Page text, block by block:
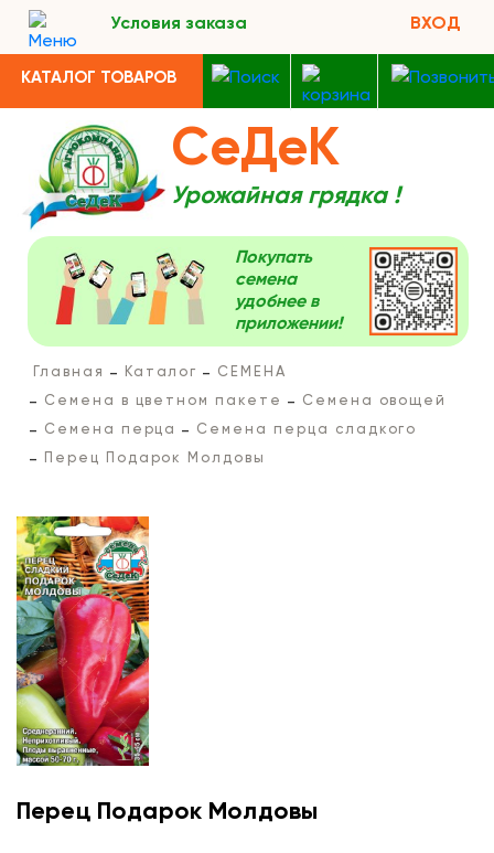
Условия заказа ВХОД
КАТАЛОГ ТОВАРОВ
СеДеК
Урожайная грядка !
Покупать
семена
удобнее в
приложении!
Главная Каталог
СЕМЕНА
Семена в цветном пакете
Семена овощей
Семена перца
Семена перца сладкого
Перец Подарок Молдовы
Перец Подарок Молдовы